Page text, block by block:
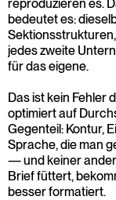
reproduzieren es.
bedeutet es:
jedes zweite
für das eigene.
Das ist kein Fehler
optimiert auf
Gegenteil: Kontur,
Sprache, die man
— und keiner
Brief füttert,
besser formatiert.